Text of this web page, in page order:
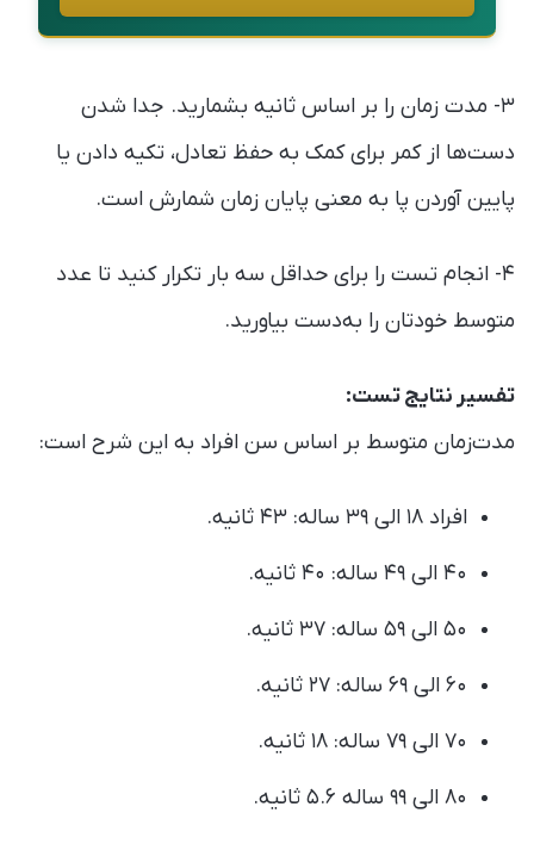
۳- مدت زمان را بر اساس ثانیه بشمارید. جدا شدن
دست‌ها از کمر برای کمک به حفظ تعادل، تکیه دادن یا
پایین آوردن پا به معنی پایان زمان شمارش است.
۴- انجام تست را برای حداقل سه بار تکرار کنید تا عدد
متوسط خودتان را به‌دست بیاورید.
تفسیر نتایج تست:
مدت‌زمان متوسط بر اساس سن افراد به این شرح است:
افراد ۱۸ الی ۳۹ ساله: ۴۳ ثانیه.
۴۰ الی ۴۹ ساله: ۴۰ ثانیه.
۵۰ الی ۵۹ ساله: ۳۷ ثانیه.
۶۰ الی ۶۹ ساله: ۲۷ ثانیه.
۷۰ الی ۷۹ ساله: ۱۸ ثانیه.
۸۰ الی ۹۹ ساله ۵.۶ ثانیه.